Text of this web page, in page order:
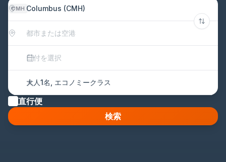
Columbus (CMH)
CMH
都市または空港
日付を選択
大人1名, エコノミークラス
直行便
検索